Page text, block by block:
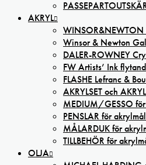
AKRYL
Winsor & Newton
DALER-ROWNEY
FW Artists’ Ink
FLASHE Lefranc &
AKRYLSET och
MEDIUM/GESSO
PENSLAR för
MÅLARDUK för
TILLBEHÖR för
OLJA